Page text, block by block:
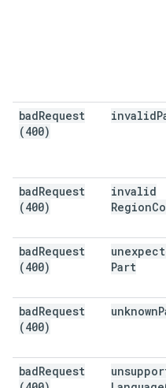
badRequest
(400)
invalid
badRequest
(400)
invalid
Region
badRequest
(400)
Part
badRequest
(400)
unknown
badRequest